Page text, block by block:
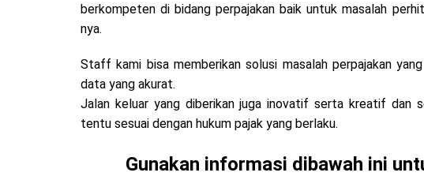
berkompeten di bidang perpajakan baik untuk masalah
nya.
Staff kami bisa memberikan solusi masalah perpajakan
data yang akurat.
Jalan keluar yang diberikan juga inovatif serta kreatif dan
tentu sesuai dengan hukum pajak yang berlaku.
Gunakan informasi dibawah ini